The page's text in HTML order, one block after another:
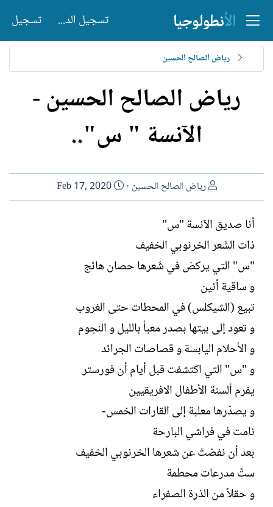
تسجيل الدخول تسجيل
رياض الصالح الحسين
رياض الصالح الحسين -
الآنسة " س"..
ا
ل
ك
ا
ت
ب
رياض الصالح الحسين
ت
ا
ل
ش
ا
ء
Feb 17, 2020
أنا صديق الآنسة "س"
ذات الشَعر الخرنوبي الخفيف
"س" التي يركض في شَعرها حصان هائج
و ساقية أنين
تبيع (الشيكلس) في المحطات حتى الغروب
و تعود إلى بيتها بصدر معبأ بالليل و النجوم
و الأحلام اليابسة و قصاصات الجرائد
و "س" التي اكتشفت قبل أيام أن فورستر
يفرم ألسنة الأطفال الافريقيين
و يصدّرها معلبة إلى القارات الخمس-
نامت في فراشي البارحة
بعد أن نفضتْ عن شعرها الخرنوبي الخفيف
ستَّ مدرعات محطمة
و حقلاً من الذرة الصفراء